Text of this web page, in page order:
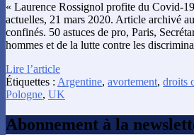
« Laurence Rossignol profite du Covid-
actuelles, 21 mars 2020. Article archivé
confinés. 50 astuces de pro, Paris,
hommes et de la lutte contre les
Lire l’article
Étiquettes : Argentine, avortement, droits
Pologne, UK
Abonnement à la